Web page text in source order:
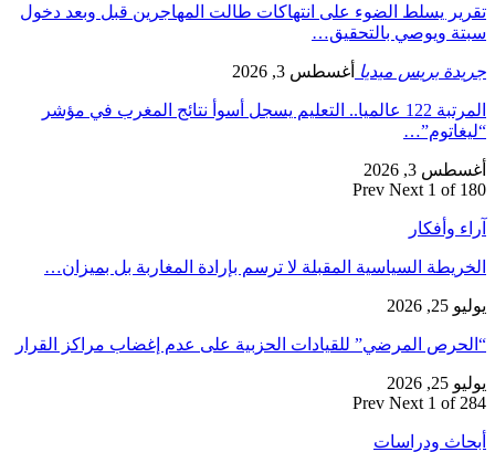
تقرير يسلط الضوء على انتهاكات طالت المهاجرين قبل وبعد دخول
سبتة ويوصي بالتحقيق…
جريدة بريس ميديا أغسطس 3, 2026
المرتبة 122 عالميا.. التعليم يسجل أسوأ نتائج المغرب في مؤشر
“ليغاتوم”…
أغسطس 3, 2026
Prev Next 1 of 180
آراء وأفكار
الخريطة السياسية المقبلة لا ترسم بإرادة المغاربة بل بميزان…
يوليو 25, 2026
“الحرص المرضي” للقيادات الحزبية على عدم إغضاب مراكز القرار
يوليو 25, 2026
Prev Next 1 of 284
أبحاث ودراسات